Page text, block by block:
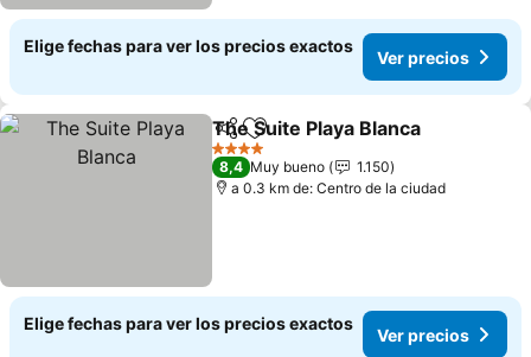
Elige fechas para ver los precios exactos
Ver precios
Compartir
Agregar a favoritos
The Suite Playa Blanca
4 Estrellas
8,4 Muy bueno
1.150
a 0.3 km de: Centro de la ciudad
Elige fechas para ver los precios exactos
Ver precios